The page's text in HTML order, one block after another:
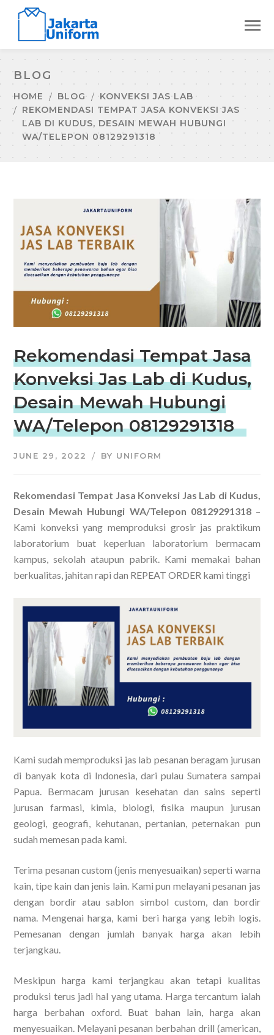
BLOG
HOME BLOG
KONVEKSI JAS LAB
REKOMENDASI TEMPAT JASA KONVEKSI JAS
LAB DI KUDUS, DESAIN MEWAH HUBUNGI
WA/TELEPON 08129291318
Rekomendasi Tempat Jasa
Konveksi Jas Lab di Kudus,
Desain Mewah Hubungi
WA/Telepon 08129291318
JUNE 29, 2022 BY UNIFORM
Rekomendasi Tempat Jasa Konveksi Jas Lab di Kudus,
Desain Mewah Hubungi WA/Telepon 08129291318–
Kami konveksi yang memproduksi grosir jas praktikum
laboratorium buat keperluan laboratorium bermacam
kampus, sekolah ataupun pabrik. Kami memakai bahan
berkualitas, jahitan rapi dan REPEAT ORDER kami tinggi
Kami sudah memproduksi jas lab pesanan beragam jurusan
di banyak kota di Indonesia, dari pulau Sumatera sampai
Papua. Bermacam jurusan kesehatan dan sains seperti
jurusan farmasi, kimia, biologi, fisika maupun jurusan
geologi, geografi, kehutanan, pertanian, peternakan pun
sudah memesan pada kami.
Terima pesanan custom (jenis menyesuaikan) seperti warna
kain, tipe kain dan jenis lain. Kami pun melayani pesanan jas
dengan bordir atau sablon simbol custom, dan bordir
nama. Mengenai harga, kami beri harga yang lebih logis.
Pemesanan dengan jumlah banyak harga akan lebih
terjangkau.
Meskipun harga kami terjangkau akan tetapi kualitas
produksi terus jadi hal yang utama. Harga tercantum ialah
harga berbahan oxford. Buat bahan lain, harga akan
menyesuaikan. Melayani pesanan berbahan drill (american,